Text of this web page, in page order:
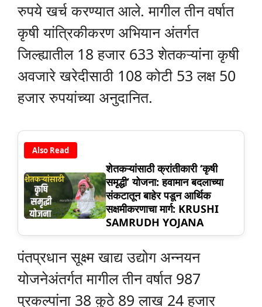
रुपये खर्च करण्यात आले. मागील तीन वर्षात
कृषी यांत्रिकीकरण अभियान अंतर्गत
जिल्ह्यातील 18 हजार 633 शेतकऱ्यांना कृषी
अवजारे खरेदीसाठी 108 कोटी 53 लक्ष 50
हजार रुपयांच्या अनुदानित.
Also Read
शेतकऱ्यांसाठी क्रांतीकारी ‘कृषी
समृद्धी’ योजना: हवामान बदलाच्या
संकटातून बाहेर पडून आर्थिक
सक्षमीकरणाचा मार्ग: KRUSHI
SAMRUDH YOJANA
पंतप्रधान सूक्ष्म खाद्य उद्योग अन्नयन
योजनेअंतर्गत मागील तीन वर्षात 987
प्रकल्पांना 38 कुठे 89 लाख 24 हजार